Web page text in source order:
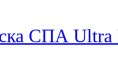
СПА Ultra